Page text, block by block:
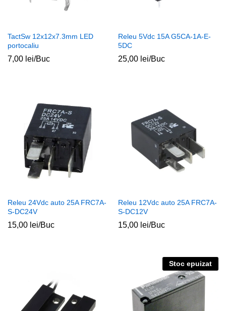
TactSw 12x12x7.3mm LED
portocaliu
7,00 lei/Buc
Releu 5Vdc 15A G5CA-1A-E-
5DC
25,00 lei/Buc
Releu 24Vdc auto 25A FRC7A-
S-DC24V
15,00 lei/Buc
Releu 12Vdc auto 25A FRC7A-
S-DC12V
15,00 lei/Buc
Stoc epuizat